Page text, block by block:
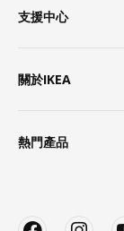
支援中心
關於IKEA
熱門產品